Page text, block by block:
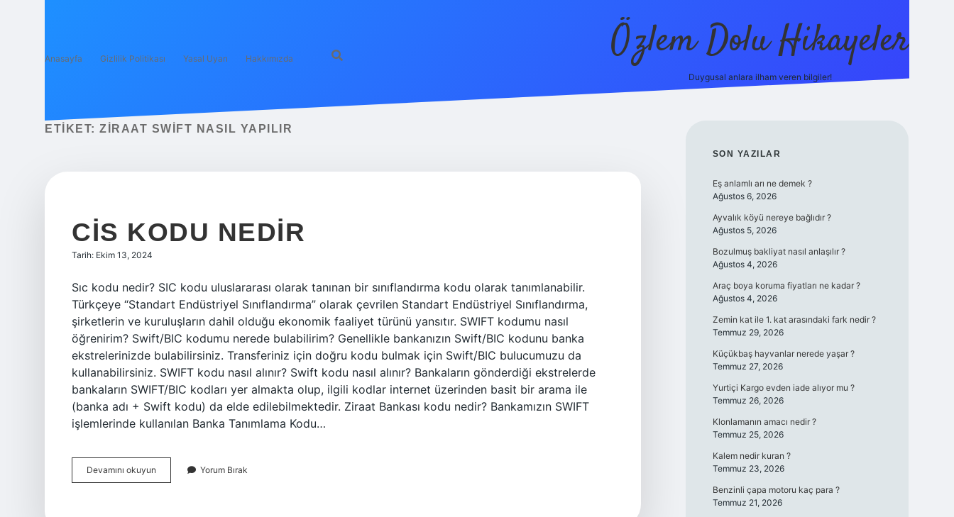
Anasayfa Gizlilik Politikası Yasal Uyarı Hakkımızda Özlem Dolu Hikayeler
Duygusal anlara ilham veren bilgiler!
ETIKET: ZIRAAT SWIFT NASIL YAPILIR
CIS KODU NEDIR
Tarih: Ekim 13, 2024
Sıc kodu nedir? SIC kodu uluslararası olarak tanınan bir sınıflandırma kodu olarak tanımlanabilir.
Türkçeye “Standart Endüstriyel Sınıflandırma” olarak çevrilen Standart Endüstriyel Sınıflandırma,
şirketlerin ve kuruluşların dahil olduğu ekonomik faaliyet türünü yansıtır. SWIFT kodumu nasıl
öğrenirim? Swift/BIC kodumu nerede bulabilirim? Genellikle bankanızın Swift/BIC kodunu banka
ekstrelerinizde bulabilirsiniz. Transferiniz için doğru kodu bulmak için Swift/BIC bulucumuzu da
kullanabilirsiniz. SWIFT kodu nasıl alınır? Swift kodu nasıl alınır? Bankaların gönderdiği ekstrelerde
bankaların SWIFT/BIC kodları yer almakta olup, ilgili kodlar internet üzerinden basit bir arama ile
(banka adı + Swift kodu) da elde edilebilmektedir. Ziraat Bankası kodu nedir? Bankamızın SWIFT
işlemlerinde kullanılan Banka Tanımlama Kodu…
Devamını okuyun
Kodu
Yorum Bırak
SIDEBAR
SON YAZILAR
Eş anlamlı arı ne demek ?
Ağustos 6, 2026
Ayvalık köyü nereye bağlıdır ?
Ağustos 5, 2026
Bozulmuş bakliyat nasıl anlaşılır ?
Ağustos 4, 2026
Araç boya koruma fiyatları ne kadar ?
Ağustos 4, 2026
Zemin kat ile 1. kat arasındaki fark nedir ?
Temmuz 29, 2026
Küçükbaş hayvanlar nerede yaşar ?
Temmuz 27, 2026
Yurtiçi Kargo evden iade alıyor mu ?
Temmuz 26, 2026
Klonlamanın amacı nedir ?
Temmuz 25, 2026
Kalem nedir kuran ?
Temmuz 23, 2026
Benzinli çapa motoru kaç para ?
Temmuz 21, 2026